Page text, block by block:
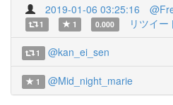
2019-01-06 03:25:16
1 1 0.000 リツイ
1 @kan_ei_sen
1 @Mid_night_marie